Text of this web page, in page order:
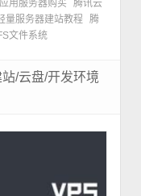
用服务器购买
腾讯云
量服务器建站教程
腾
文件系统
/云盘/开发环境